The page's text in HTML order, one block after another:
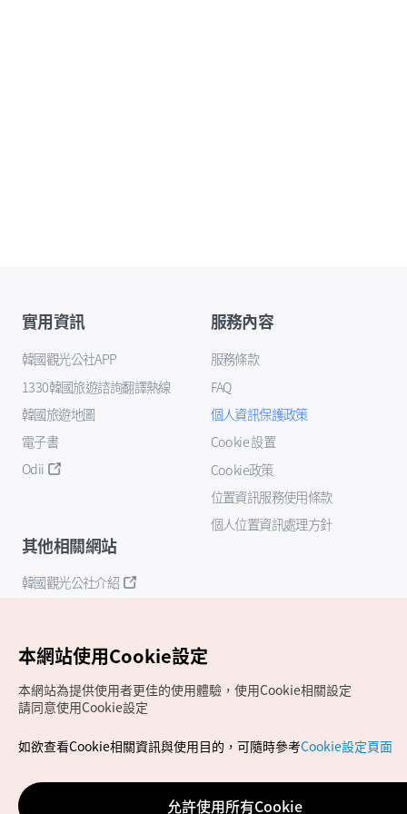
實用資訊
韓國觀光公社APP
1330韓國旅遊諮詢翻譯熱線
韓國旅遊地圖
電子書
Odii
服務內容
服務條款
FAQ
個人資訊保護政策
Cookie 設置
Cookie政策
位置資訊服務使用條款
個人位置資訊處理方針
其他相關網站
韓國觀光公社介紹
Copyrights (c) 韓國觀光公社版權所有
如有相關疑問或建議，歡迎來信至官方信箱
chinese_big5@knto.or.kr
本網站使用Cookie設定
本網站為提供使用者更佳的使用體驗，使用Cookie相關設定
請同意使用Cookie設定
如欲查看Cookie相關資訊與使用目的，可隨時參考Cookie設定頁面
允許使用所有Cookie